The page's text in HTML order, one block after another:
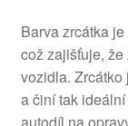
Barva zrcátka
což zajišťuje,
vozidla. Zrcátko
a činí tak